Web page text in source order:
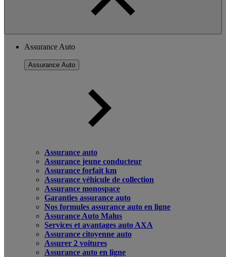
Assurance Auto
Assurance Auto
Assurance auto
Assurance jeune conducteur
Assurance forfait km
Assurance véhicule de collection
Assurance monospace
Garanties assurance auto
Nos formules assurance auto en ligne
Assurance Auto Malus
Services et avantages auto AXA
Assurance citoyenne auto
Assurer 2 voitures
Assurance auto en ligne